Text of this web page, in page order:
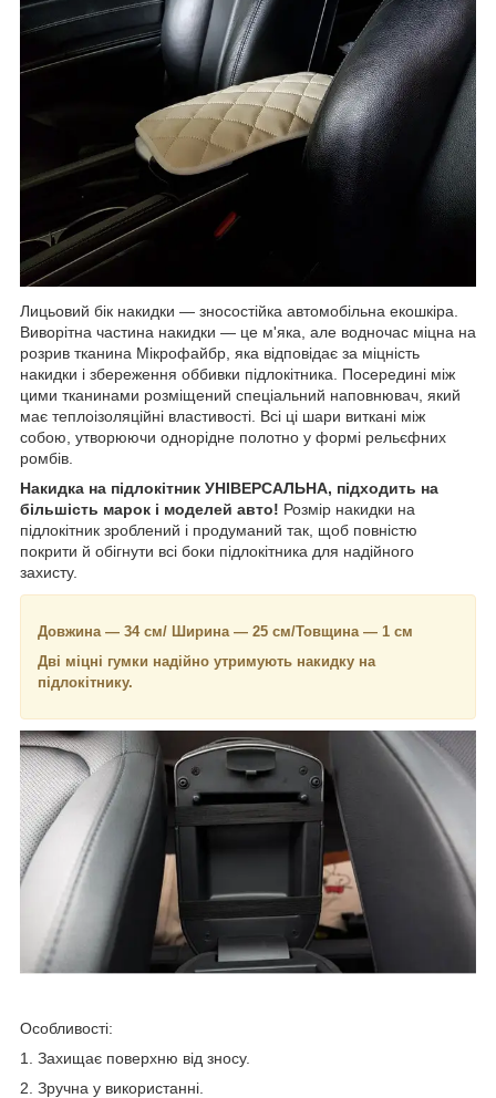
Лицьовий бік накидки — зносостійка автомобільна екошкіра.
Виворітна частина накидки — це м'яка, але водночас міцна на
розрив тканина Мікрофайбр, яка відповідає за міцність
накидки і збереження оббивки підлокітника. Посередині між
цими тканинами розміщений спеціальний наповнювач, який
має теплоізоляційні властивості. Всі ці шари виткані між
собою, утворюючи однорідне полотно у формі рельєфних
ромбів.
Накидка на підлокітник УНІВЕРСАЛЬНА, підходить на
більшість марок і моделей авто! Розмір накидки на
підлокітник зроблений і продуманий так, щоб повністю
покрити й обігнути всі боки підлокітника для надійного
захисту.
Довжина — 34 см/ Ширина — 25 см/Товщина — 1 см
Дві міцні гумки надійно утримують накидку на
підлокітнику.
Особливості:
1. Захищає поверхню від зносу.
2. Зручна у використанні.